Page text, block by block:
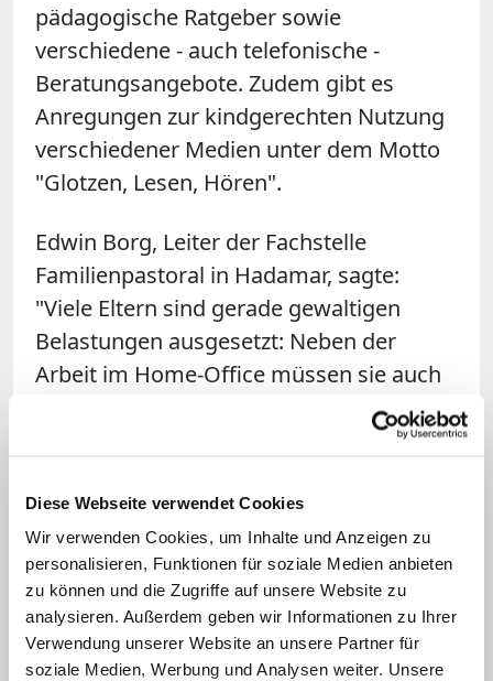
Diese Webseite verwendet Cookies
Wir verwenden Cookies, um Inhalte und Anzeigen zu
personalisieren, Funktionen für soziale Medien anbieten
zu können und die Zugriffe auf unsere Website zu
analysieren. Außerdem geben wir Informationen zu Ihrer
Verwendung unserer Website an unsere Partner für
soziale Medien, Werbung und Analysen weiter. Unsere
pädagogische Ratgeber sowie
verschiedene - auch telefonische -
Beratungsangebote. Zudem gibt es
Anregungen zur kindgerechten Nutzung
verschiedener Medien unter dem Motto
"Glotzen, Lesen, Hören".
Edwin Borg, Leiter der Fachstelle
Familienpastoral in Hadamar, sagte:
"Viele Eltern sind gerade gewaltigen
Belastungen ausgesetzt: Neben der
Arbeit im Home-Office müssen sie auch
das Homeschooling und die Betreuung
der Kinder gewährleisten." Die Fachstelle
des Bistums Links und Ideen
zusammengetragen. "Unser Angebot
richtet sich an alle Familien unabhängig
ihrer Zugehörigkeit zum Bistum Limburg,
zur katholischen Kirche oder einem
religiösen Interesse", betonte Borg.